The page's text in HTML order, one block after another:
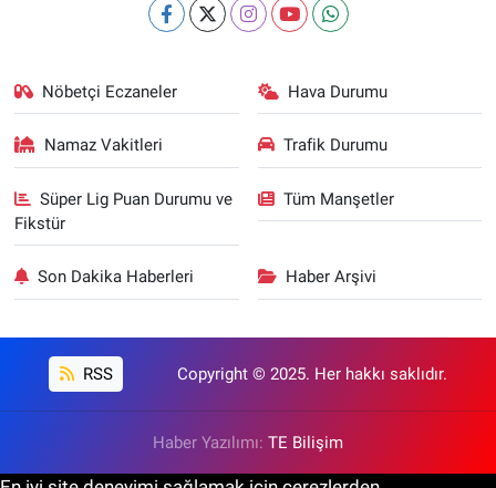
Nöbetçi Eczaneler Hava Durumu
Namaz Vakitleri Trafik Durumu
Süper Lig Puan Durumu ve
Fikstür
Tüm Manşetler
Son Dakika Haberleri Haber Arşivi
RSS Copyright © 2025. Her hakkı saklıdır.
Haber Yazılımı: TE Bilişim